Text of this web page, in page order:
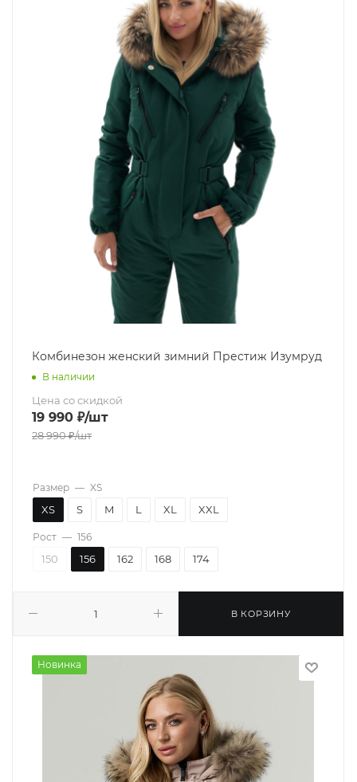
Комбинезон женский зимний Престиж Изумруд
В наличии
Цена со скидкой
19 990 ₽/шт
28 990₽/шт
В КОРЗИНУ
Размер — XS
XS S M L XL XXL
Рост — 156
150 156 162 168 174
Новинка